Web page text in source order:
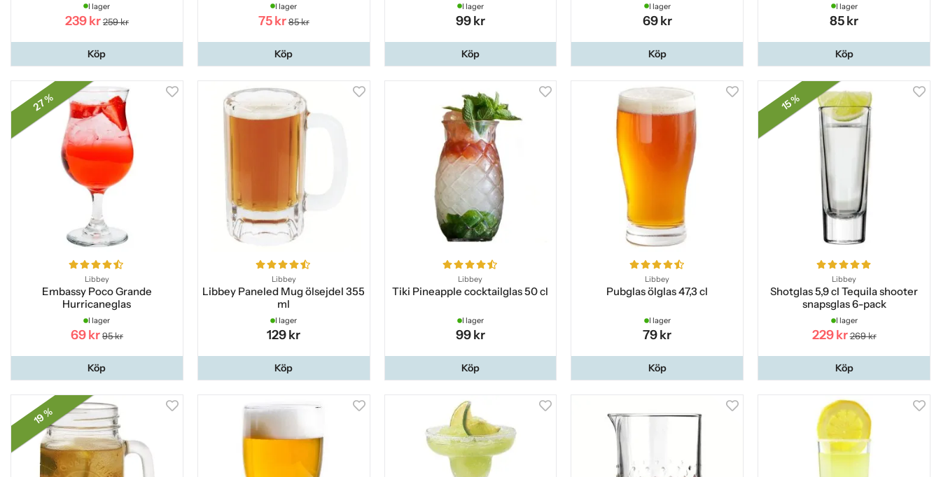
I lager
239 kr 259 kr
Köp
I lager
75 kr 85 kr
Köp
I lager
99 kr
Köp
I lager
69 kr
Köp
I lager
85 kr
Köp
27 %
Libbey
Embassy Poco Grande
Hurricaneglas
I lager
69 kr 95 kr
Köp
Libbey
Libbey Paneled Mug ölsejdel 355
ml
I lager
129 kr
Köp
Libbey
Tiki Pineapple cocktailglas 50 cl
I lager
99 kr
Köp
Libbey
Pubglas ölglas 47,3 cl
I lager
79 kr
Köp
15 %
Libbey
Shotglas 5,9 cl Tequila shooter
snapsglas 6-pack
I lager
229 kr 269 kr
Köp
19 %